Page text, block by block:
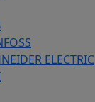
ELECTRIC